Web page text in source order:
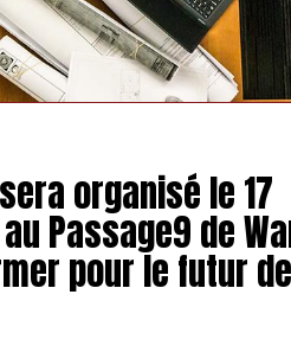
organisé le 17
Passage9 de
pour le futur